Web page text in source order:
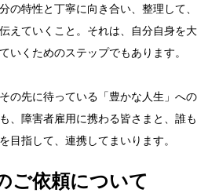
の特性と丁寧に向き合い、整理して、
えていくこと。それは、自分自身を大
いくためのステップでもあります。
の先に待っている「豊かな人生」への
、障害者雇用に携わる皆さまと、誰も
目指して、連携してまいります。
ご依頼について